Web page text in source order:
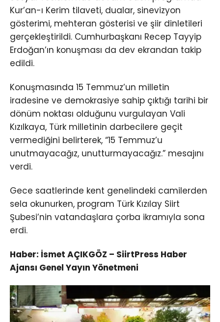
Kur’an-ı Kerim tilaveti, dualar, sinevizyon
gösterimi, mehteran gösterisi ve şiir dinletileri
gerçekleştirildi. Cumhurbaşkanı Recep Tayyip
Erdoğan’ın konuşması da dev ekrandan takip
edildi.
Konuşmasında 15 Temmuz’un milletin
iradesine ve demokrasiye sahip çıktığı tarihi bir
dönüm noktası olduğunu vurgulayan Vali
Kızılkaya, Türk milletinin darbecilere geçit
vermediğini belirterek, “15 Temmuz’u
unutmayacağız, unutturmayacağız.” mesajını
verdi.
Gece saatlerinde kent genelindeki camilerden
sela okunurken, program Türk Kızılay Siirt
Şubesi’nin vatandaşlara çorba ikramıyla sona
erdi.
Haber: İsmet AÇIKGÖZ – SiirtPress Haber
Ajansı Genel Yayın Yönetmeni